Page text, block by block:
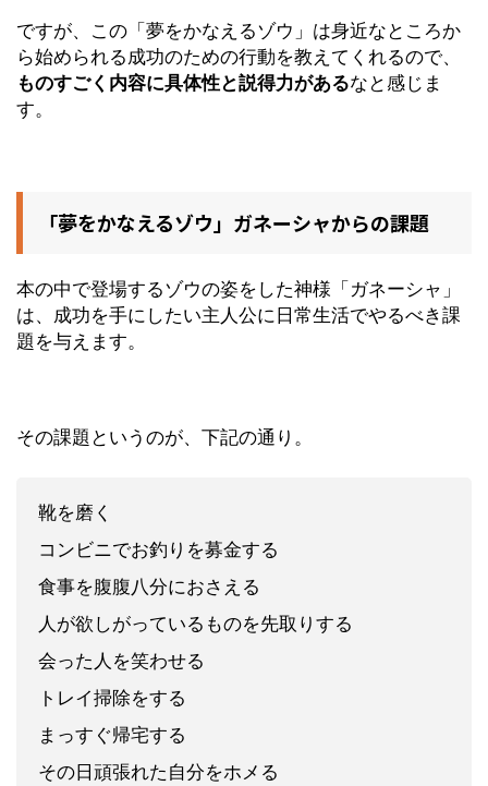
ですが、この「夢をかなえるゾウ」は身近なところか
ら始められる成功のための行動を教えてくれるので、
ものすごく内容に具体性と説得力があるなと感じま
す。
「夢をかなえるゾウ」ガネーシャからの課題
本の中で登場するゾウの姿をした神様「ガネーシャ」
は、成功を手にしたい主人公に日常生活でやるべき課
題を与えます。
その課題というのが、下記の通り。
靴を磨く
コンビニでお釣りを募金する
食事を腹腹八分におさえる
人が欲しがっているものを先取りする
会った人を笑わせる
トレイ掃除をする
まっすぐ帰宅する
その日頑張れた自分をホメる